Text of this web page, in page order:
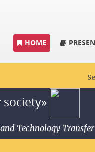
HOME
Technology